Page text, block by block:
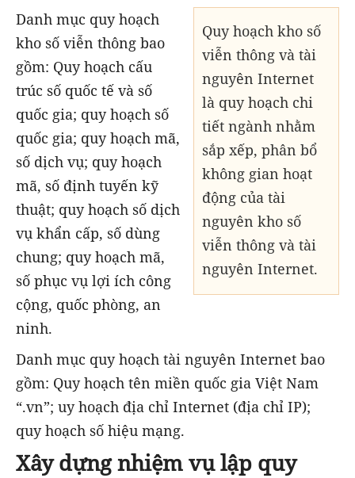
Quy hoạch kho số
viễn thông và tài
nguyên Internet
là quy hoạch chi
tiết ngành nhằm
sắp xếp, phân bổ
không gian hoạt
động của tài
nguyên kho số
viễn thông và tài
nguyên Internet.
Danh mục quy hoạch
kho số viễn thông bao
gồm: Quy hoạch cấu
trúc số quốc tế và số
quốc gia; quy hoạch số
quốc gia; quy hoạch mã,
số dịch vụ; quy hoạch
mã, số định tuyến kỹ
thuật; quy hoạch số dịch
vụ khẩn cấp, số dùng
chung; quy hoạch mã,
số phục vụ lợi ích công
cộng, quốc phòng, an
ninh.
Danh mục quy hoạch tài nguyên Internet bao
gồm: Quy hoạch tên miền quốc gia Việt Nam
“.vn”; uy hoạch địa chỉ Internet (địa chỉ IP);
quy hoạch số hiệu mạng.
Xây dựng nhiệm vụ lập quy